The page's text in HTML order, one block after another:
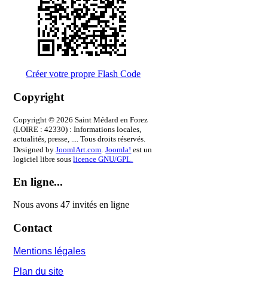
Créer votre propre Flash Code
Copyright
Copyright © 2026 Saint Médard en Forez
(LOIRE : 42330) : Informations locales,
actualités, presse, .... Tous droits réservés.
Designed byJoomlArt.com Joomla! est un
logiciel libre souslicence GNU/GPL.
En ligne...
Nous avons 47 invités en ligne
Contact
Mentions légales
Plan du site